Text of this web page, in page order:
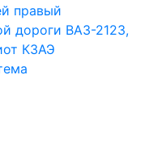
правый
дороги ВАЗ-2123,
КЗАЭ